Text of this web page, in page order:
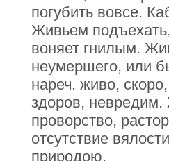
погубить вовсе.
Живьем
воняет гнилым.
неумершего, или
нареч. живо,
здоров, невредим.
проворство,
отсутствие
природою.